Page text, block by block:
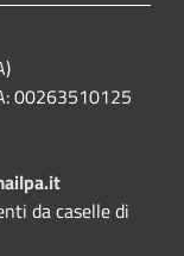
00263510125
da caselle di